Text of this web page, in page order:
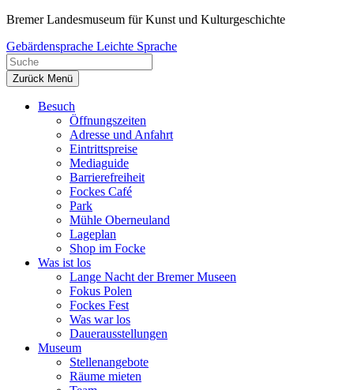
Zum
springen
Bremer Landesmuseum für Kunst und Kulturgeschichte
Gebärdensprache Leichte Sprache
Zurück Menü
Besuch
Öffnungszeiten
Adresse und Anfahrt
Eintrittspreise
Mediaguide
Barrierefreiheit
Fockes Café
Park
Mühle Oberneuland
Lageplan
Shop im Focke
Was ist los
Lange Nacht der Bremer Museen
Fokus Polen
Fockes Fest
Was war los
Dauerausstellungen
Museum
Stellenangebote
Räume mieten